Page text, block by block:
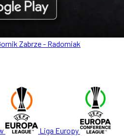
Zabrze - Radomiak
Liga Europy